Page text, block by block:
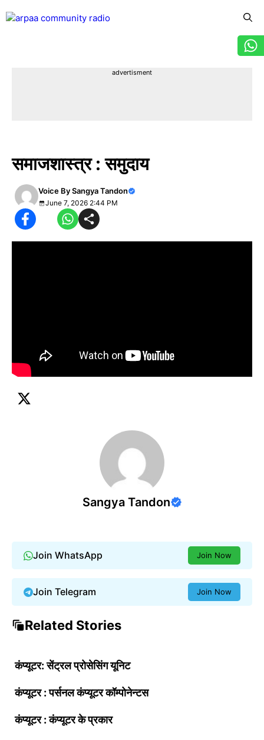
to
advertisment
समाजशास्त्र : समुदाय
Voice BySangya Tandon
June 7, 2026 2:44 PM
Sangya Tandon
Join WhatsApp Join Now
Join Telegram Join Now
Related Stories
कंप्यूटर: सेंट्रल प्रोसेसिंग यूनिट
कंप्यूटर : पर्सनल कंप्यूटर कॉम्पोनेन्टस
कंप्यूटर : कंप्यूटर के प्रकार